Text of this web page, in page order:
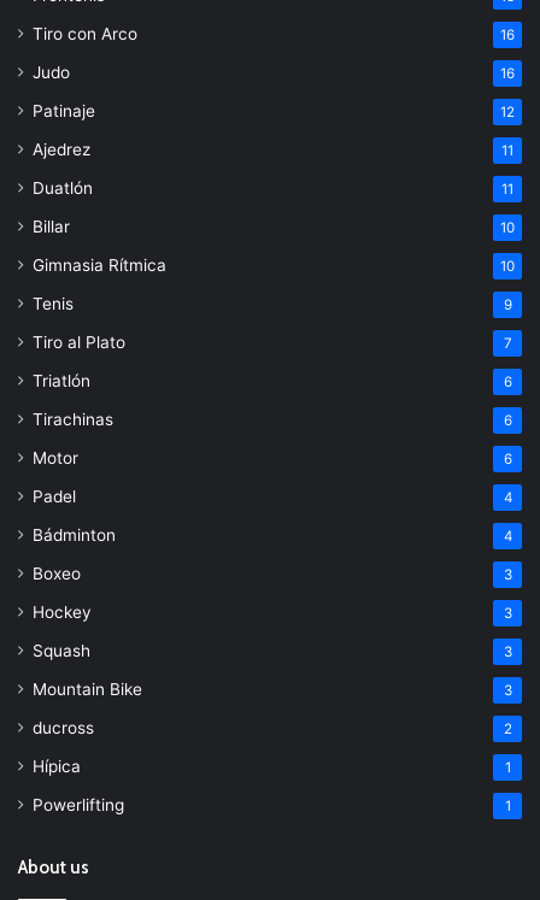
Tiro con Arco 16
Judo 16
Patinaje 12
Ajedrez 11
Duatlón 11
Billar 10
Gimnasia Rítmica 10
Tenis 9
Tiro al Plato 7
Triatlón 6
Tirachinas 6
Motor 6
Padel 4
Bádminton 4
Boxeo 3
Hockey 3
Squash 3
Mountain Bike 3
ducross 2
Hípica 1
Powerlifting 1
About us